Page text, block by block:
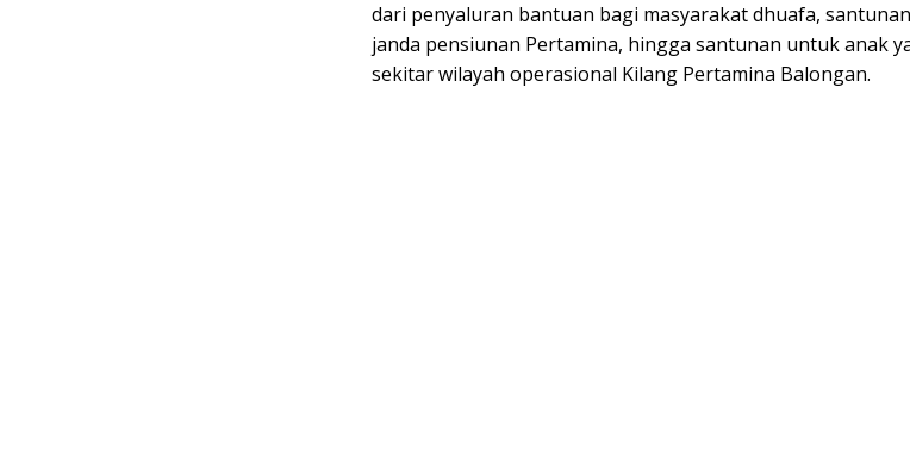
dari penyaluran bantuan bagi masyarakat dhuafa,
janda pensiunan Pertamina, hingga santunan untuk anak
sekitar wilayah operasional Kilang Pertamina Balongan.